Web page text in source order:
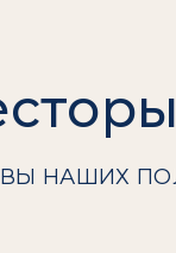
НАШИХ